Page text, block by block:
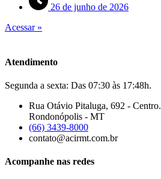
26 de junho de 2026
Acessar »
Atendimento
Segunda a sexta: Das 07:30 às 17:48h.
Rua Otávio Pitaluga, 692 -
Rondonópolis - MT
(66) 3439-8000
contato@acirmt.com.br
Acompanhe nas redes